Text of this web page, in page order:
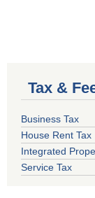
Tax &
Business Tax
House Rent Tax
Integrated
Service Tax